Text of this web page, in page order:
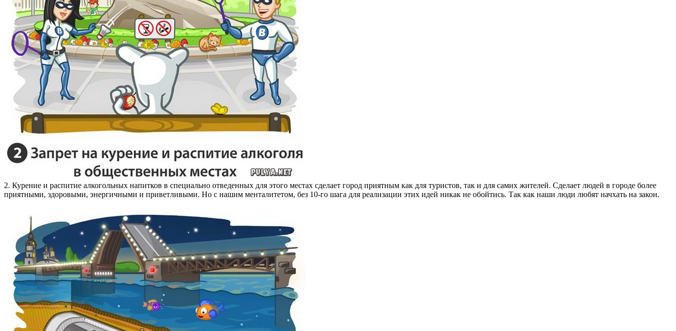
2. Курение и распитие алкогольных напитков в специально отведенных для этого местах сделает город приятным как для туристов, так и для самих жителей. Сделает людей в городе более
приятными, здоровыми, энергичными и приветливыми. Но с нашим менталитетом, без 10-го шага для реализации этих идей никак не обойтись. Так как наши люди любят начхать на закон.